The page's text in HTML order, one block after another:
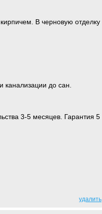
В черновую отделку
канализации до сан.
3-5 месяцев. Гарантия 5
удалить